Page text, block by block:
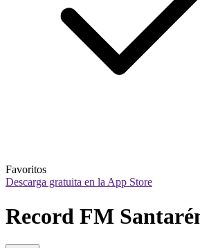
Favoritos
Descarga gratuita en la App Store
Record FM